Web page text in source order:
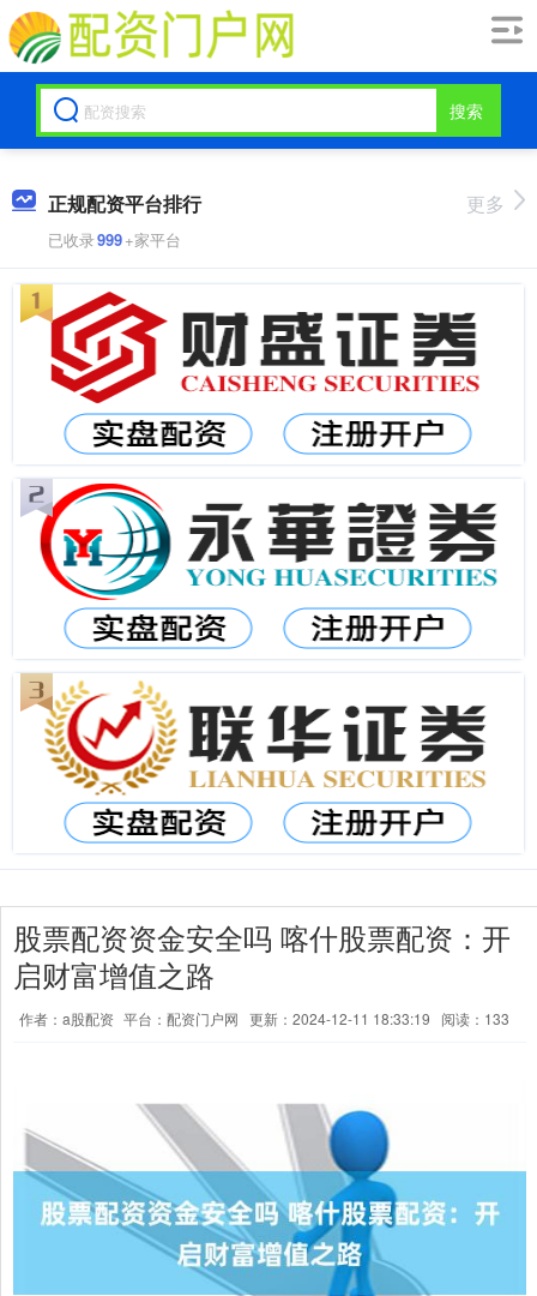
搜索
正规配资平台排行
已收录999+家平台
更多
股票配资资金安全吗 喀什股票配资：开
启财富增值之路
作者：a股配资 平台：配资门户网 更新：2024-12-11 18:33:19 阅读：133